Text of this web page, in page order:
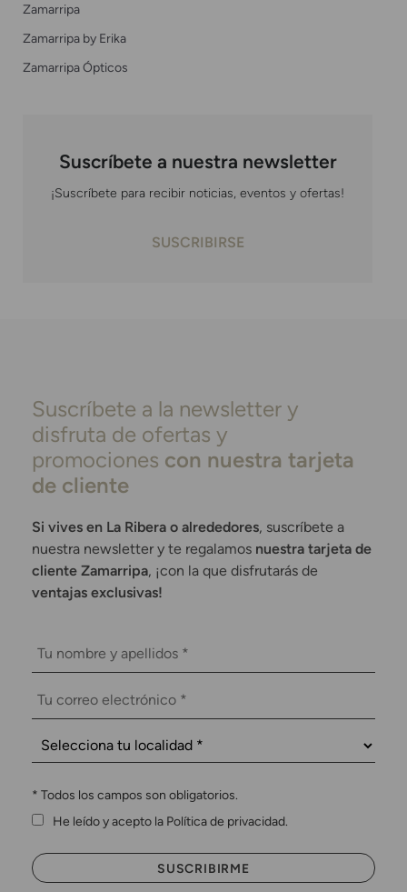
Zamarripa
Zamarripa by Erika
Zamarripa Ópticos
Suscríbete a nuestra newsletter
¡Suscríbete para recibir noticias, eventos y ofertas!
SUSCRIBIRSE
Suscríbete a la newsletter y
disfruta de ofertas y
promociones con nuestra tarjeta
de cliente
Si vives en La Ribera o alrededores, suscríbete a
nuestra newsletter y te regalamos nuestra tarjeta de
cliente Zamarripa, ¡con la que disfrutarás de
ventajas exclusivas!
* Todos los campos son obligatorios.
He leído y acepto la Política de privacidad.